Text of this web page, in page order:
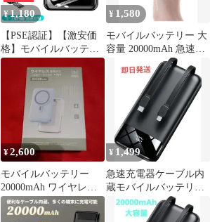
¥1,180
【PSE認証】【激安価
格】モバイルバッテリ
ー 20000mAh 小型 軽量
大容量 ケーブル内
蔵 LED照明ライト 持
ち運び便利 LED残量
表示 全4色
¥ 1,580
モバイルバッテリー 大
容量 20000mAh 急速充
電 小型 3台同時充電
¥2,600
モバイルバッテリー
20000mAh ワイヤレス
充電対応 ケーブル内蔵
¥ 1,499
急速充電器ケーブル内
蔵モバイルバッテリー
大容量 20000mAh 災
害対策